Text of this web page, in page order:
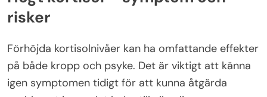
risker
Förhöjda kortisolnivåer kan ha omfattande effekter
på både kropp och psyke. Det är viktigt att känna
igen symptomen tidigt för att kunna åtgärda